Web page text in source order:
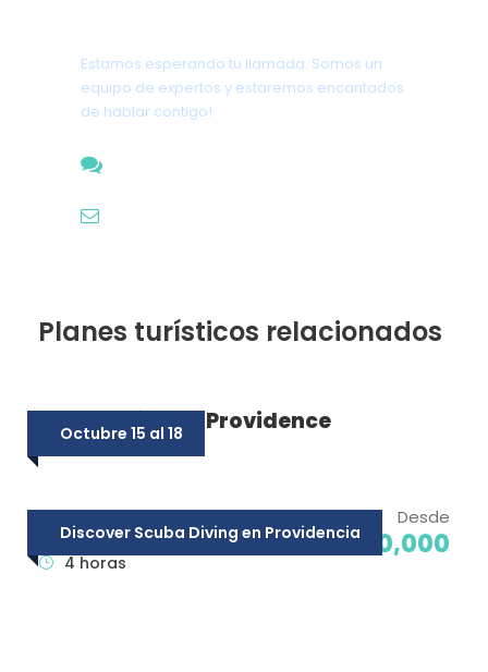
Estamos esperando tu llamada. Somos un
equipo de expertos y estaremos encantados
de hablar contigo!
Planes turísticos relacionados
Octubre 15 al 18
Expedición Old Providence
Discover Scuba Diving en Providencia
Mini Curso en Providencia Desde
$350,000
4 horas